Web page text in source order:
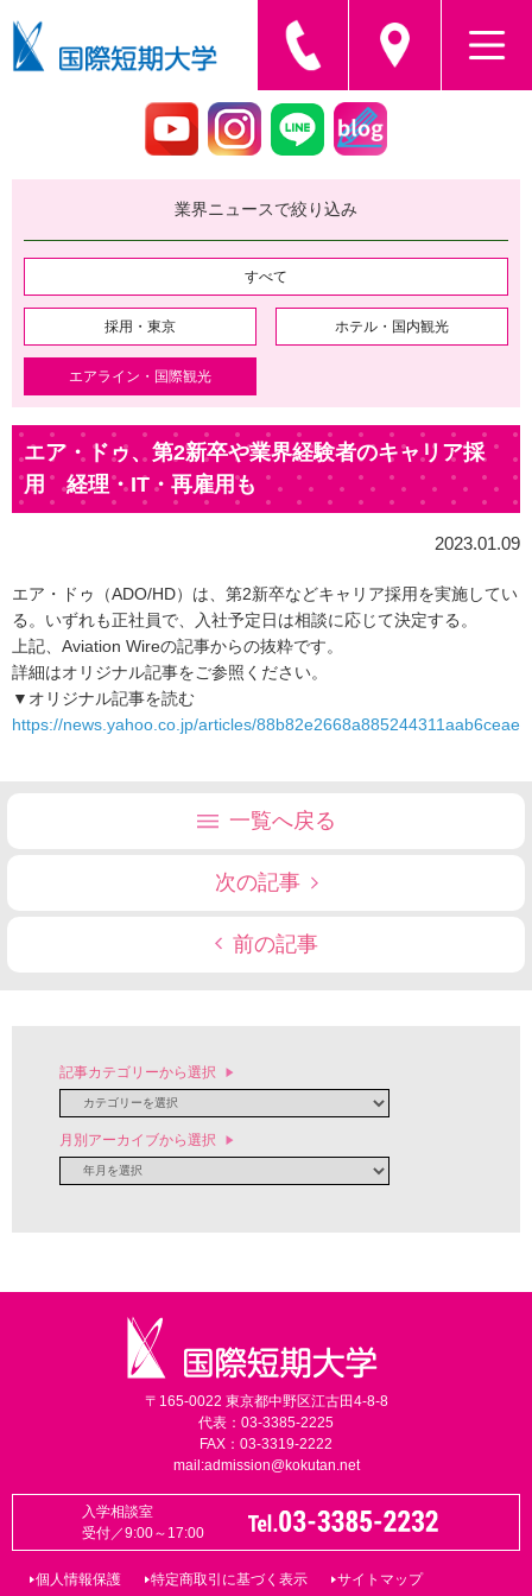
業界ニュースで絞り込み
すべて
採用・東京 ホテル・国内観光
エアライン・国際観光
エア・ドゥ、第2新卒や業界経験者のキャリア採
用 経理・IT・再雇用も
2023.01.09
エア・ドゥ（ADO/HD）は、第2新卒などキャリア採用を実施してい
る。いずれも正社員で、入社予定日は相談に応じて決定する。
上記、Aviation Wireの記事からの抜粋です。
詳細はオリジナル記事をご参照ください。
▼オリジナル記事を読む
https://news.yahoo.co.jp/articles/
一覧へ戻る
次の記事
前の記事
記事カテゴリーから選択
月別アーカイブから選択
〒165-0022 東京都中野区江古田4-8-8
代表：03-3385-2225
FAX：03-3319-2222
mail:admission@kokutan.net
入学相談室
受付／9:00～17:00
個人情報保護 特定商取引に基づく表示 サイトマップ